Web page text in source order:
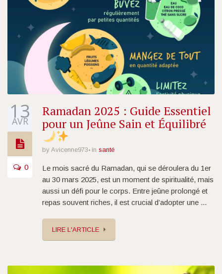
13
AVR
0
Ramadan 2025 : Guide Essentiel
pour un Jeûne Sain et Équilibré
by Avicenne973 in santé
Le mois sacré du Ramadan, qui se déroulera du 1er
au 30 mars 2025, est un moment de spiritualité, mais
aussi un défi pour le corps. Entre jeûne prolongé et
repas souvent riches, il est crucial d’adopter une ...
LIRE L'ARTICLE